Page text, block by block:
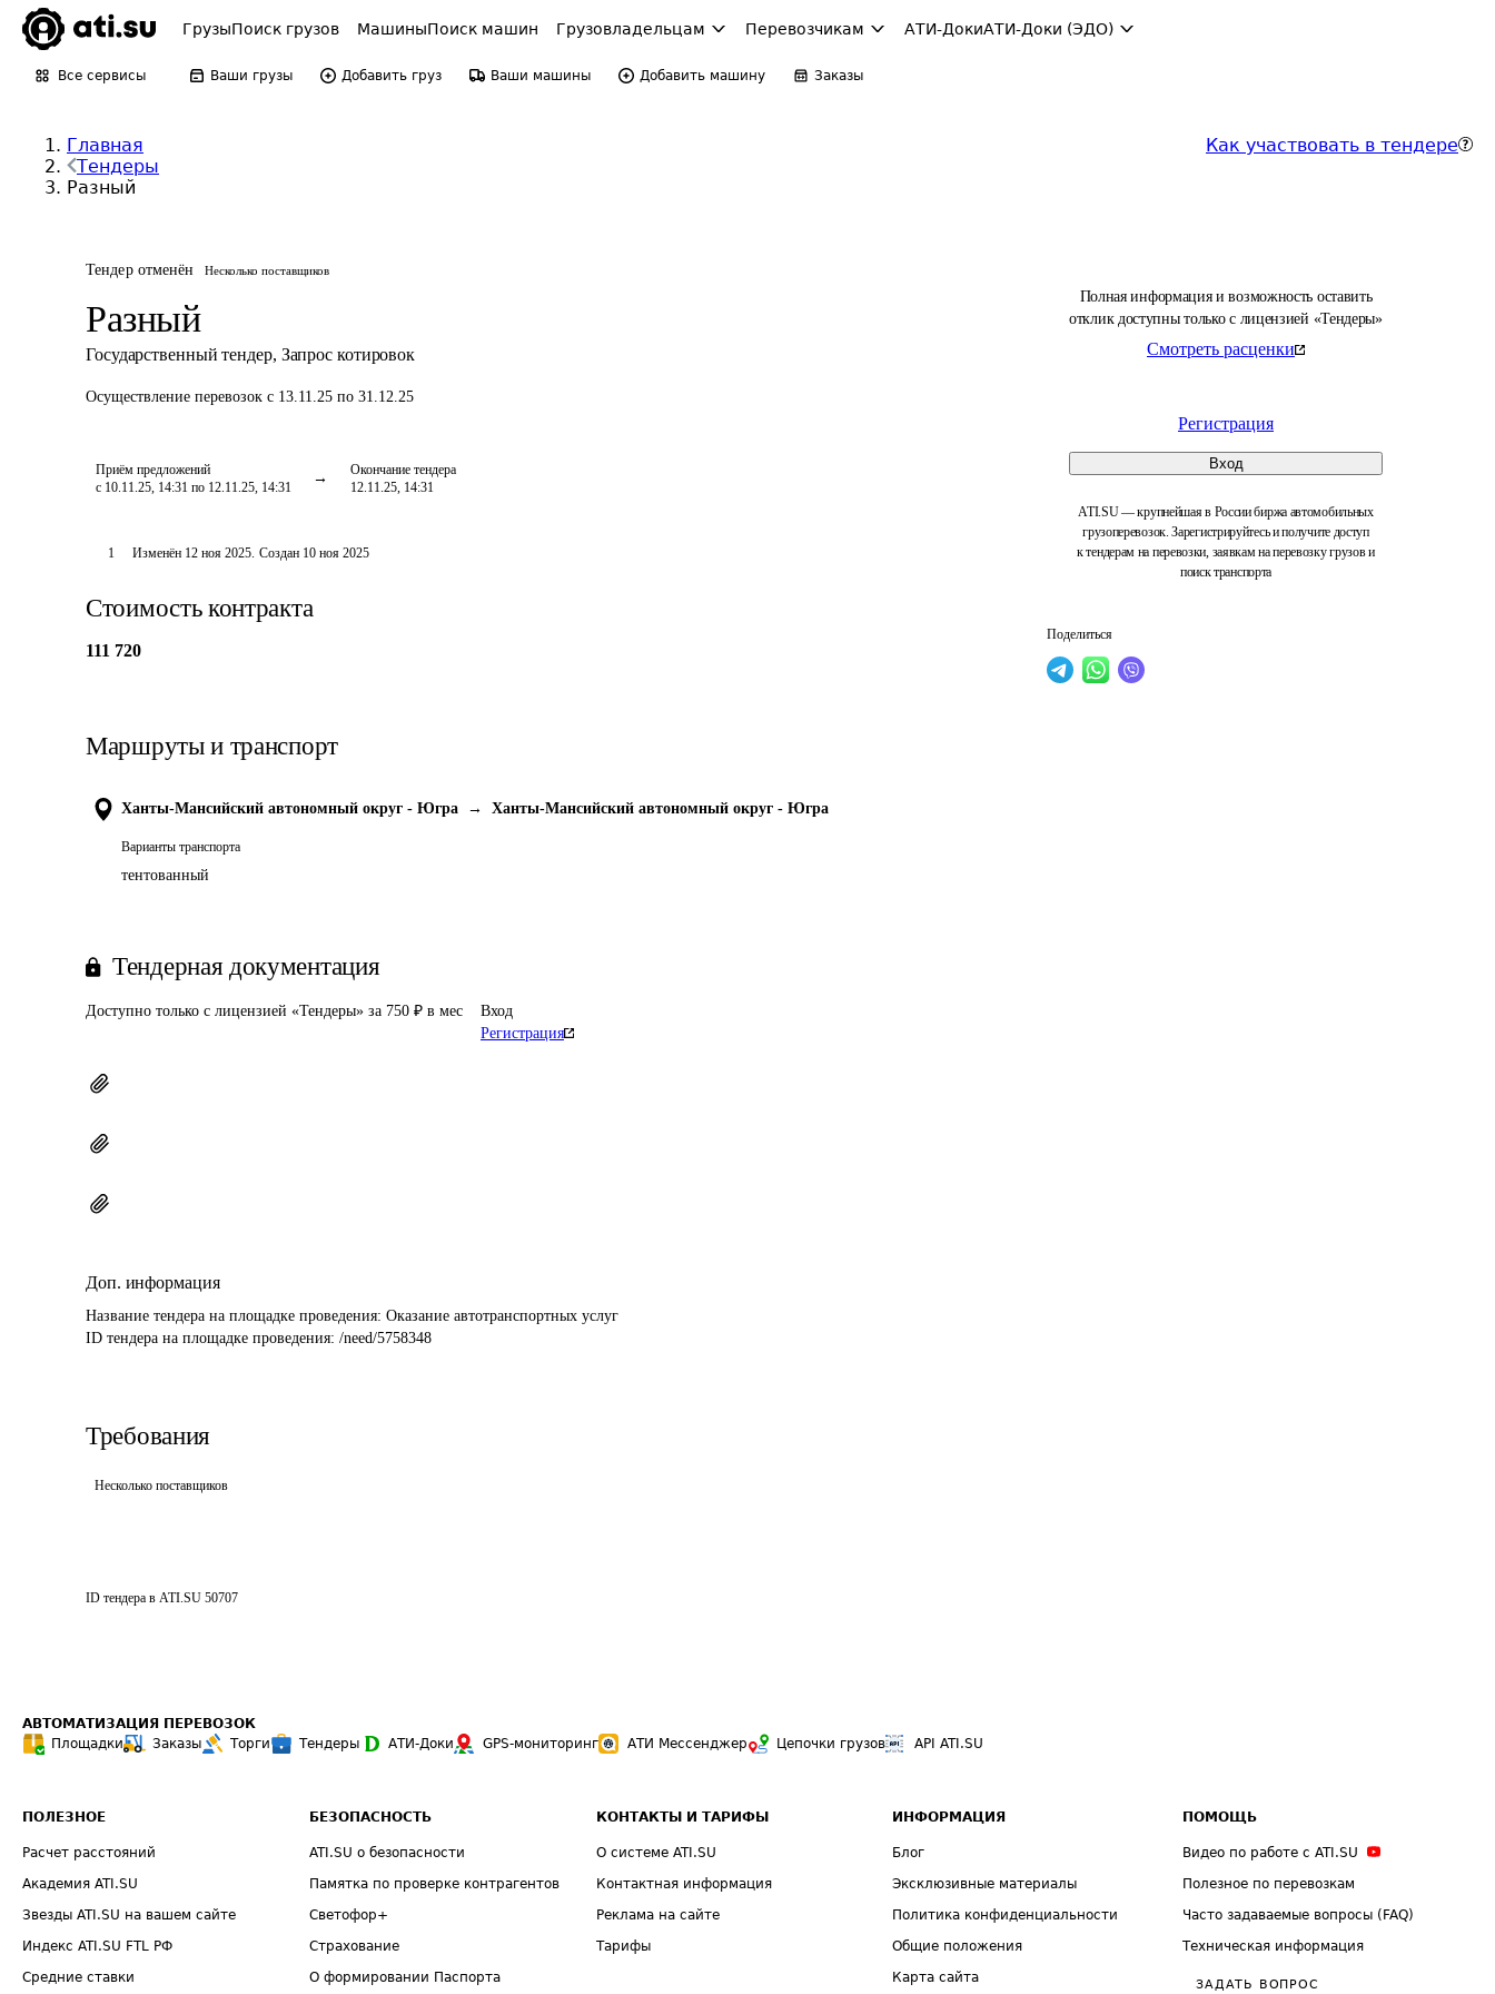
ГрузыПоиск грузов МашиныПоиск машин Грузовладельцам Перевозчикам АТИ-ДокиАТИ-Доки (ЭДО)
Все сервисы Ваши грузы Добавить груз Ваши машины Добавить машину Заказы
Главная
Тендеры
Разный
Как участвовать в тендере
Тендер отменён Несколько поставщиков
Разный
Государственный тендер, Запрос котировок
Осуществление перевозок с 13.11.25 по 31.12.25
Приём предложений
с 10.11.25, 14:31 по 12.11.25, 14:31
Окончание тендера
12.11.25, 14:31
Полная информация и возможность оставить
отклик доступны только с лицензией «Тендеры»
Смотреть расценки
Регистрация
Вход
ATI.SU — крупнейшая в России биржа автомобильных
грузоперевозок. Зарегистрируйтесь и получите доступ
к тендерам на перевозки, заявкам на перевозку грузов и
поиск транспорта
Поделиться
1 Изменён 12 ноя 2025. Создан 10 ноя 2025
Стоимость контракта
111 720
Маршруты и транспорт
Ханты-Мансийский автономный округ - Югра → Ханты-Мансийский автономный округ - Югра
Варианты транспорта
тентованный
Тендерная документация
Доступно только с лицензией «Тендеры» за 750 ₽ в мес
Вход
Регистрация
Доп. информация
Название тендера на площадке проведения: Оказание автотранспортных услуг
ID тендера на площадке проведения: /need/5758348
Требования
Несколько поставщиков
ID тендера в ATI.SU 50707
АВТОМАТИЗАЦИЯ ПЕРЕВОЗОК
Площадки
Заказы Торги Тендеры АТИ-Доки GPS-мониторинг АТИ Мессенджер Цепочки грузов API ATI.SU
ПОЛЕЗНОЕ
Расчет расстояний
Академия ATI.SU
Звезды ATI.SU на вашем сайте
Индекс ATI.SU FTL РФ
Средние ставки
БЕЗОПАСНОСТЬ
ATI.SU о безопасности
Памятка по проверке контрагентов
Светофор+
Страхование
О формировании Паспорта
КОНТАКТЫ И ТАРИФЫ
О системе ATI.SU
Контактная информация
Реклама на сайте
Тарифы
ИНФОРМАЦИЯ
Блог
Эксклюзивные материалы
Политика конфиденциальности
Общие положения
Карта сайта
ПОМОЩЬ
Видео по работе с ATI.SU
Полезное по перевозкам
Часто задаваемые вопросы (FAQ)
Техническая информация
ЗАДАТЬ ВОПРОС